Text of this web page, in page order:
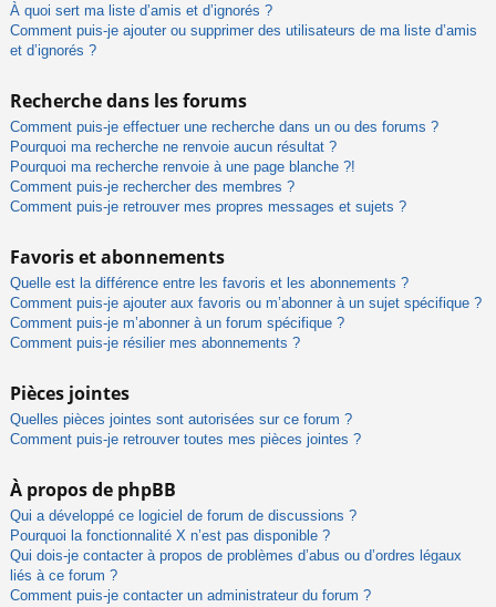
À quoi sert ma liste d’amis et d’ignorés ?
Comment puis-je ajouter ou supprimer des utilisateurs de ma liste d’amis
et d’ignorés ?
Recherche dans les forums
Comment puis-je effectuer une recherche dans un ou des forums ?
Pourquoi ma recherche ne renvoie aucun résultat ?
Pourquoi ma recherche renvoie à une page blanche ?!
Comment puis-je rechercher des membres ?
Comment puis-je retrouver mes propres messages et sujets ?
Favoris et abonnements
Quelle est la différence entre les favoris et les abonnements ?
Comment puis-je ajouter aux favoris ou m’abonner à un sujet spécifique ?
Comment puis-je m’abonner à un forum spécifique ?
Comment puis-je résilier mes abonnements ?
Pièces jointes
Quelles pièces jointes sont autorisées sur ce forum ?
Comment puis-je retrouver toutes mes pièces jointes ?
À propos de phpBB
Qui a développé ce logiciel de forum de discussions ?
Pourquoi la fonctionnalité X n’est pas disponible ?
Qui dois-je contacter à propos de problèmes d’abus ou d’ordres légaux
liés à ce forum ?
Comment puis-je contacter un administrateur du forum ?